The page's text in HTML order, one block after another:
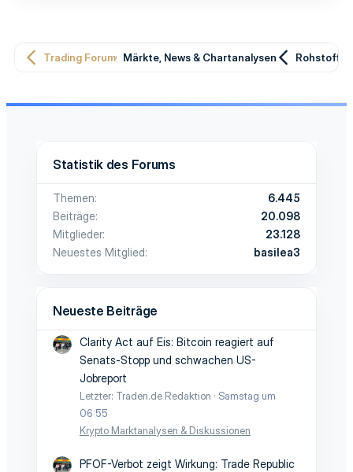
Trading Forum Märkte, News & Chartanalysen Rohstoffe
Statistik des Forums
Themen
6.445
Beiträge
20.098
Mitglieder
23.128
Neuestes Mitglied
basilea3
Neueste Beiträge
Clarity Act auf Eis: Bitcoin reagiert auf
Senats-Stopp und schwachen US-
Jobreport
Letzter: Traden.de Redaktion
Samstag um
06:55
Krypto Marktanalysen & Diskussionen
PFOF-Verbot zeigt Wirkung: Trade Republic